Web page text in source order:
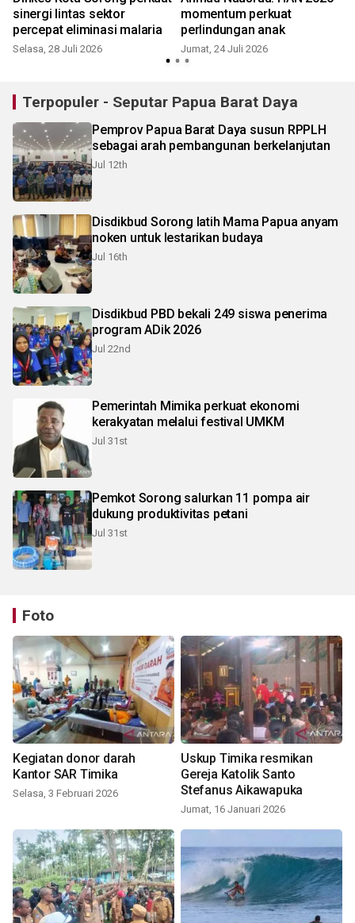
sinergi lintas sektor
percepat eliminasi malaria
Selasa, 28 Juli 2026
momentum perkuat
perlindungan anak
Jumat, 24 Juli 2026
Terpopuler - Seputar Papua Barat Daya
Pemprov Papua Barat Daya susun RPPLH
sebagai arah pembangunan berkelanjutan
Jul 12th
Disdikbud Sorong latih Mama Papua anyam
noken untuk lestarikan budaya
Jul 16th
Disdikbud PBD bekali 249 siswa penerima
program ADik 2026
Jul 22nd
Pemerintah Mimika perkuat ekonomi
kerakyatan melalui festival UMKM
Jul 31st
Pemkot Sorong salurkan 11 pompa air
dukung produktivitas petani
Jul 31st
Foto
Kegiatan donor darah
Kantor SAR Timika
Selasa, 3 Februari 2026
Uskup Timika resmikan
Gereja Katolik Santo
Stefanus Aikawapuka
Jumat, 16 Januari 2026